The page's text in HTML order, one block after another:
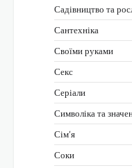
Садівництво та
Сантехніка
Своїми руками
Секс
Серіали
Символіка та
Сім’я
Соки